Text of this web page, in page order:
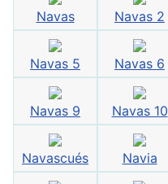
Navas Navas 2
Navas 5 Navas 6
Navas 9 Navas 10
Navascués Navia